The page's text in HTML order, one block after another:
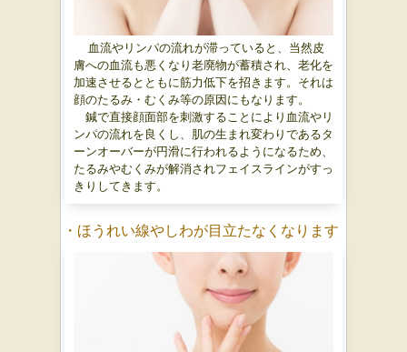
血流やリンパの流れが滞っていると、当然皮
膚への血流も悪くなり老廃物が蓄積され、老化を
加速させるとともに筋力低下を招きます。それは
顔のたるみ・むくみ等の原因にもなります。
鍼で直接顔面部を刺激することにより血流やリ
ンパの流れを良くし、肌の生まれ変わりであるタ
ーンオーバーが円滑に行われるようになるため、
たるみやむくみが解消されフェイスラインがすっ
きりしてきます。
・ほうれい線やしわが目立たなくなります